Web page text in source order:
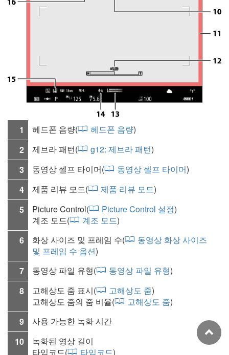
1 헤드폰 음량( 헤드폰 음량)
2
제브라 패턴( g12:제브라 패턴)
3
동영상 셀프 타이머( 동영상 셀프 타이머)
4
제품 리뷰 모드( 제품 리뷰 모드)
5
Picture Control( Picture Control 설정)
계조 모드( 계조 모드)
6
화상 사이즈 및 프레임 수(
동영상 화상 사이즈
및 프레임 수 옵션)
7
동영상 파일 유형( 동영상 파일 유형)
8
고해상도 줌 표시( 고해상도 줌)
고해상도 줌의 줌 비율(
고해상도 줌)
9
사용 가능한 녹화 시간
10
녹화된 영상 길이
타임코드( 타임코드)